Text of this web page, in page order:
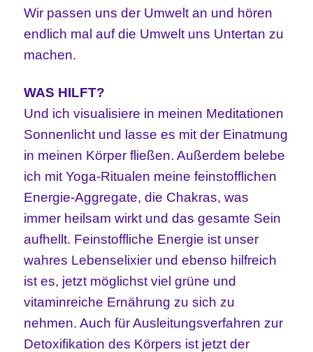
Wir passen uns der Umwelt an und hören
endlich mal auf die Umwelt uns Untertan zu
machen.
WAS HILFT?
Und ich visualisiere in meinen Meditationen
Sonnenlicht und lasse es mit der Einatmung
in meinen Körper fließen. Außerdem belebe
ich mit Yoga-Ritualen meine feinstofflichen
Energie-Aggregate, die Chakras, was
immer heilsam wirkt und das gesamte Sein
aufhellt. Feinstoffliche Energie ist unser
wahres Lebenselixier und ebenso hilfreich
ist es, jetzt möglichst viel grüne und
vitaminreiche Ernährung zu sich zu
nehmen. Auch für Ausleitungsverfahren zur
Detoxifikation des Körpers ist jetzt der